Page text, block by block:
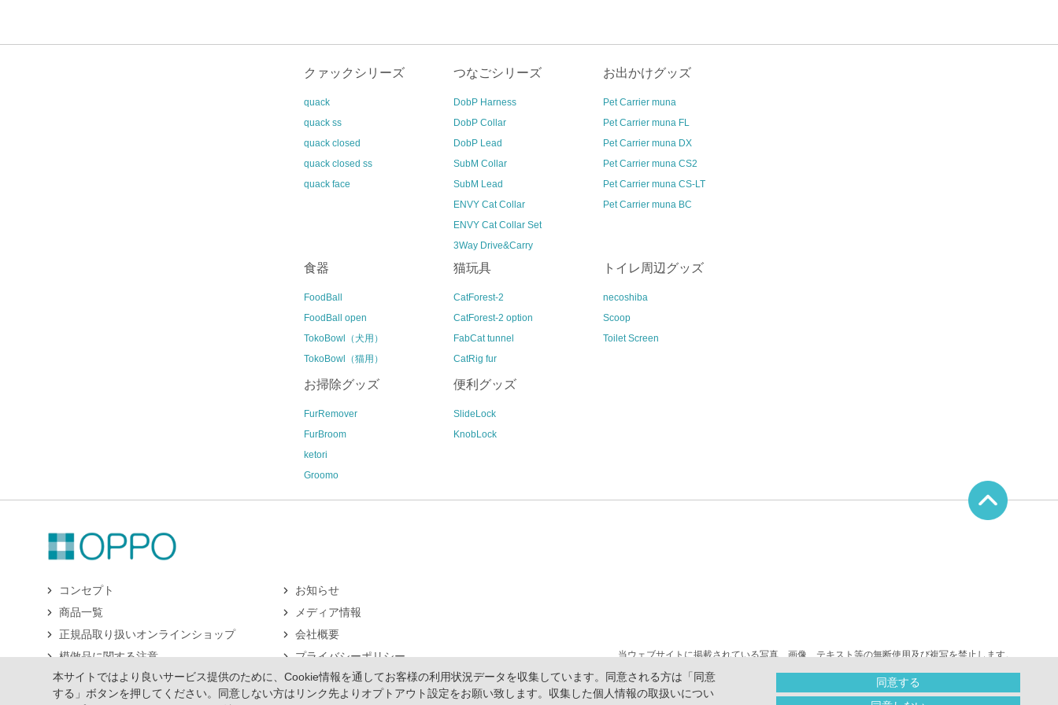
本サイトではより良いサービス提供のために、Cookie情報を通してお客様の利用状況データを収集しています。同意される方は「同意
する」ボタンを押してください。同意しない方はリンク先よりオプトアウト設定をお願い致します。収集した個人情報の取扱いについ
同意する
クァックシリーズ
quack
quack ss
quack closed
quack closed ss
quack face
つなごシリーズ
DobP Harness
DobP Collar
DobP Lead
SubM Collar
SubM Lead
ENVY Cat Collar
ENVY Cat Collar Set
3Way Drive&Carry
お出かけグッズ
Pet Carrier muna
Pet Carrier muna FL
Pet Carrier muna DX
Pet Carrier muna CS2
Pet Carrier muna CS-LT
Pet Carrier muna BC
食器
FoodBall
FoodBall open
TokoBowl（犬用）
TokoBowl（猫用）
猫玩具
CatForest-2
CatForest-2 option
FabCat tunnel
CatRig fur
トイレ周辺グッズ
necoshiba
Scoop
Toilet Screen
お掃除グッズ
FurRemover
FurBroom
ketori
Groomo
便利グッズ
SlideLock
KnobLock
コンセプト
商品一覧
正規品取り扱いオンラインショップ
模倣品に関する注意
お問合せ
お知らせ
メディア情報
会社概要
プライバシーポリシー
サイトマップ
当ウェブサイトに掲載されている写真、画像、テキスト等の無断使用及び複写を禁止します。
｢quack｣｢クァック｣は(株)テラモトが所有する登録商標です。
Copyright（C）2011-2026 OPPO All Rights Reserved